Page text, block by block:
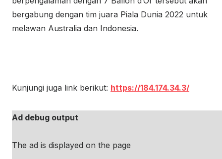
bergabung dengan tim juara Piala Dunia 2022 untuk
melawan Australia dan Indonesia.
Kunjungi juga link berikut: https://184.174.34.3/
Ad debug output
The ad is displayed on the page